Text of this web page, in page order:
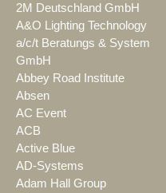
2M Deutschland GmbH
A&O Lighting Technology
a/c/t Beratungs & System
GmbH
Abbey Road Institute
Absen
AC Event
ACB
Active Blue
AD-Systems
Adam Hall Group